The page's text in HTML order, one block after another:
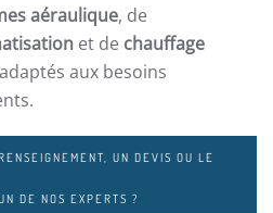
aéraulique, de
et de chauffage
aux besoins
UN DEVIS OU LE
DE NOS EXPERTS ?